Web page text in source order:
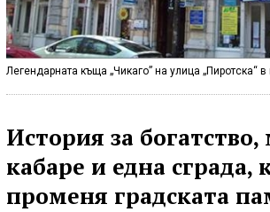
Легендарната къща „Чикаго” на улица „Пиротска“
История за богатство,
кабаре и една сграда,
променя градската